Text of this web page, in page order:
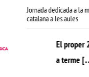
Jornada dedicada a la música
catalana a les aules
El proper 29 de
a terme […]